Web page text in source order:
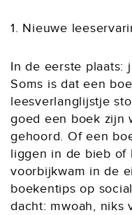
1. Nieuwe
In de eerste plaats:
Soms is dat een
leesverlanglijstje
goed een boek zijn
gehoord. Of een
liggen in de bieb of
voorbijkwam in de
boekentips op
dacht: mwoah, niks